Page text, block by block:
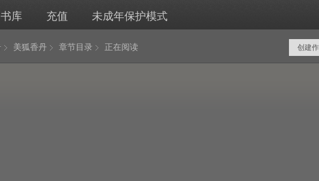
书库 充值 未成年保护模式
美狐香丹 章节目录 正在阅读 创建